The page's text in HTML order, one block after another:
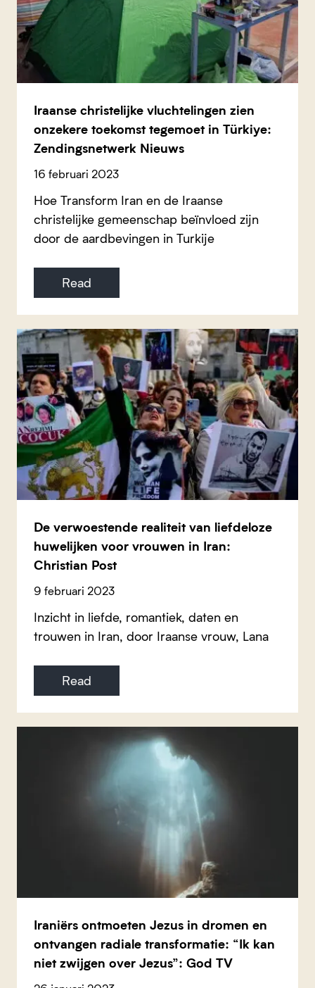
Iraanse christelijke vluchtelingen zien
onzekere toekomst tegemoet in Türkiye:
Zendingsnetwerk Nieuws
16 februari 2023
Hoe Transform Iran en de Iraanse
christelijke gemeenschap beïnvloed zijn
door de aardbevingen in Turkije
Read
De verwoestende realiteit van liefdeloze
huwelijken voor vrouwen in Iran:
Christian Post
9 februari 2023
Inzicht in liefde, romantiek, daten en
trouwen in Iran, door Iraanse vrouw, Lana
Read
Iraniërs ontmoeten Jezus in dromen en
ontvangen radiale transformatie: “Ik kan
niet zwijgen over Jezus”: God TV